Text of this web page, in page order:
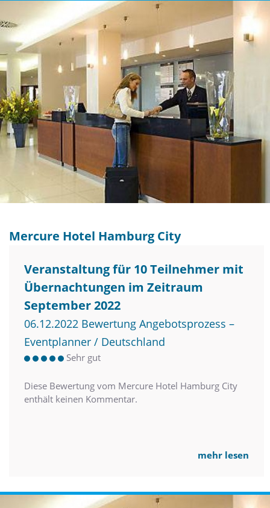
Mercure Hotel Hamburg City
Veranstaltung für 10 Teilnehmer mit
Übernachtungen im Zeitraum
September 2022
06.12.2022 Bewertung Angebotsprozess –
Eventplanner / Deutschland
Sehr gut
Diese Bewertung vom Mercure Hotel Hamburg City
enthält keinen Kommentar.
mehr lesen